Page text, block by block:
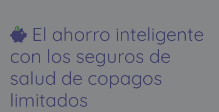
El ahorro inteligente
con los seguros de
salud de copagos
limitados